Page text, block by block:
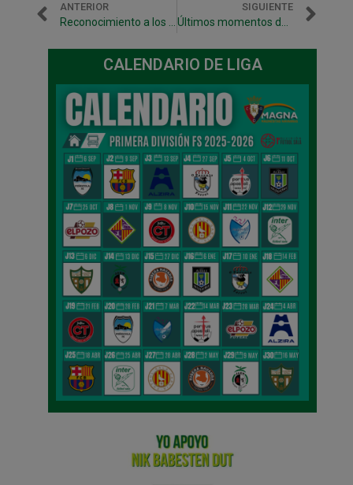
ANTERIOR
Reconocimiento a los artífices de una gran temporada
SIGUIENTE
Últimos momentos de una temporada para recordar en Anaitasuna
CALENDARIO DE LIGA